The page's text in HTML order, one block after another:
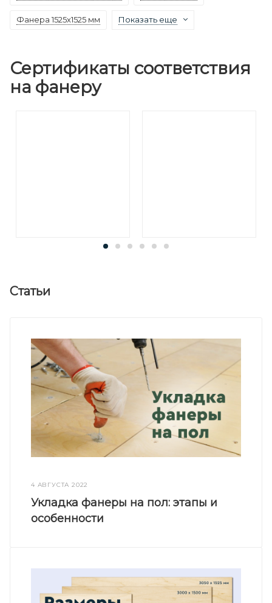
Фанера 1525х1525 мм Показать еще
Сертификаты соответствия
на фанеру
Статьи
4 АВГУСТА 2022
Укладка фанеры на пол: этапы и
особенности